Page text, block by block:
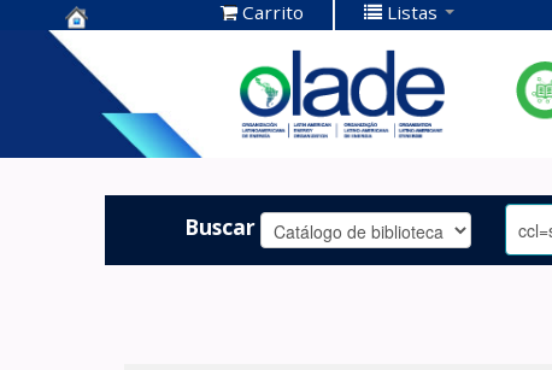
Centro de
Documentación
OLADE -
Carrito Listas
Buscar